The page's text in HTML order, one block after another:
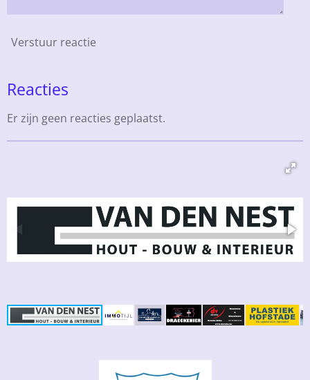
Verstuur reactie
Reacties
Er zijn geen reacties geplaatst.